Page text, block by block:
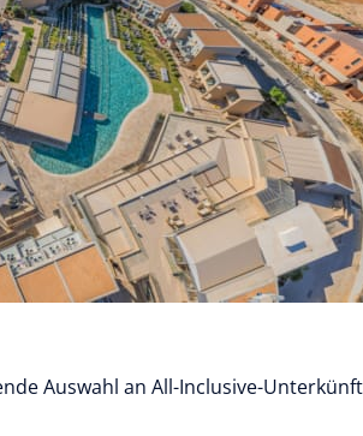
Auswahl an All-Inclusive-